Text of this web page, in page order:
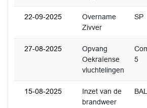
22-09-2025
Overname
Zivver
SP
27-08-2025
Opvang
Oekraïense
vluchtelingen
5
15-08-2025
Inzet van de
brandweer